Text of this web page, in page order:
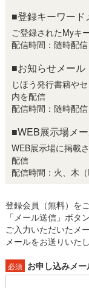
■登録キーワード
ご登録されたMyキ
配信時間：随時配信
■お知らせメール
じほう発行書籍や
内を配信
配信時間：随時配信
■WEB展示場メ
WEB展示場に掲載
配信
配信時間：火、木（
登録会員（無料）を
「メール送信」ボタ
ご入力いただいたメ
メールをお送りいたし
必須 お申し込みメ